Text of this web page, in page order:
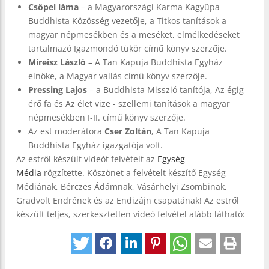
Csöpel láma – a Magyarországi Karma Kagyüpa
Buddhista Közösség vezetője, a Titkos tanítások a
magyar népmesékben és a meséket, elmélkedéseket
tartalmazó Igazmondó tükör című könyv szerzője.
Mireisz László – A Tan Kapuja Buddhista Egyház
elnöke, a Magyar vallás című könyv szerzője.
Pressing Lajos – a Buddhista Misszió tanítója, Az égig
érő fa és Az élet vize - szellemi tanítások a magyar
népmesékben I-II. című könyv szerzője.
Az est moderátora Cser Zoltán, A Tan Kapuja
Buddhista Egyház igazgatója volt.
Az estről készült videót felvételt az Egység
Média rögzítette. Köszönet a felvételt készítő Egység
Médiának, Bérczes Ádámnak, Vásárhelyi Zsombinak,
Gradvolt Endrének és az Endizájn csapatának! Az estről
készült teljes, szerkesztetlen videó felvétel alább látható: